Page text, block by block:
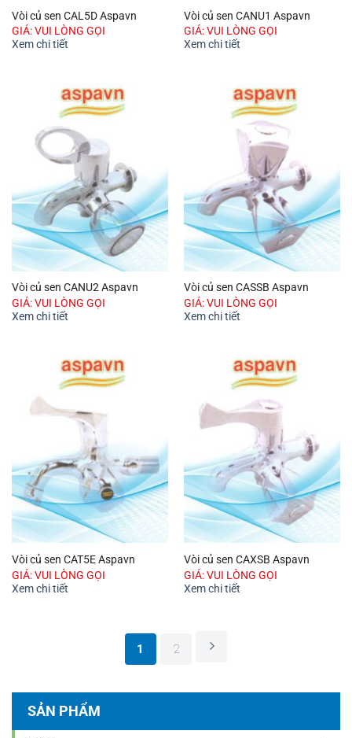
SẢN PHẨM
Vòi củ sen CAL5D Aspavn
GIÁ: VUI LÒNG GỌI
Xem chi tiết
Vòi củ sen CANU1 Aspavn
GIÁ: VUI LÒNG GỌI
Xem chi tiết
Vòi củ sen CANU2 Aspavn
GIÁ: VUI LÒNG GỌI
Xem chi tiết
Vòi củ sen CASSB Aspavn
GIÁ: VUI LÒNG GỌI
Xem chi tiết
Vòi củ sen CAT5E Aspavn
GIÁ: VUI LÒNG GỌI
Xem chi tiết
Vòi củ sen CAXSB Aspavn
GIÁ: VUI LÒNG GỌI
Xem chi tiết
1 2